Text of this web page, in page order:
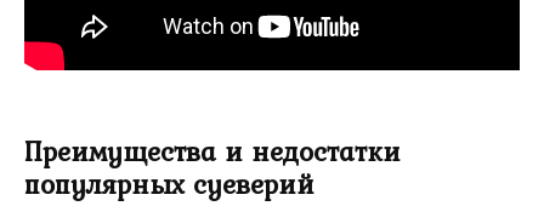
Преимущества и недостатки
популярных суеверий